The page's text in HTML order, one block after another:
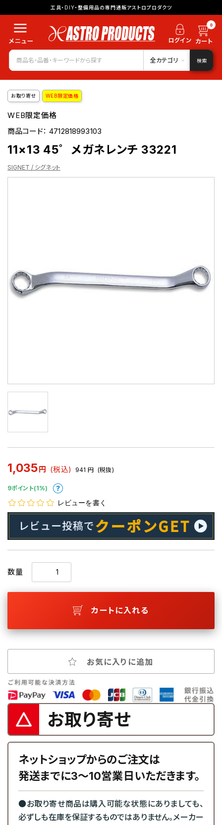
工具・DIY・整備用品の専門通販アストロプロダクツ
0
全カテゴリ 検索
お取り寄せ WEB限定価格
WEB限定価格
商品コード：4712818993103
11×13 45゜メガネレンチ 33221
SIGNET / シグネット
1,035 円 (税込) 941 円 (税抜)
9ポイント(1%)
レビューを書く
数量
カートに入れる
お気に入りに追加
お取り寄せ
ネットショップからのご注文は
発送までに3～10営業日いただきます。
●お取り寄せ商品は購入可能な状態にありましても、
必ずしも在庫を保証するものではありません。メーカー